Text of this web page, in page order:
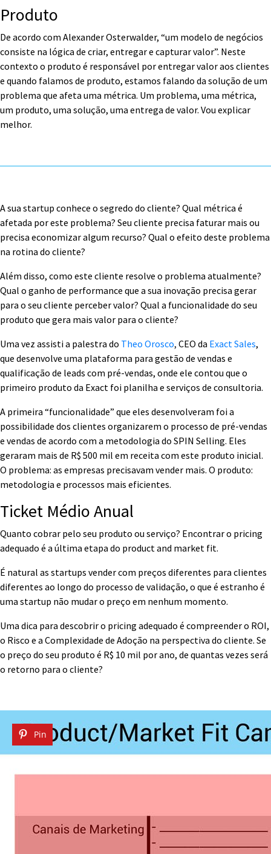
Produto
De acordo com Alexander Osterwalder, “um modelo de negócios
consiste na lógica de criar, entregar e capturar valor”. Neste
contexto o produto é responsável por entregar valor aos clientes
e quando falamos de produto, estamos falando da solução de um
problema que afeta uma métrica. Um problema, uma métrica,
um produto, uma solução, uma entrega de valor. Vou explicar
melhor.
A sua startup conhece o segredo do cliente? Qual métrica é
afetada por este problema? Seu cliente precisa faturar mais ou
precisa economizar algum recurso? Qual o efeito deste problema
na rotina do cliente?
Além disso, como este cliente resolve o problema atualmente?
Qual o ganho de performance que a sua inovação precisa gerar
para o seu cliente perceber valor? Qual a funcionalidade do seu
produto que gera mais valor para o cliente?
Uma vez assisti a palestra do Theo Orosco, CEO da Exact Sales,
que desenvolve uma plataforma para gestão de vendas e
qualificação de leads com pré-vendas, onde ele contou que o
primeiro produto da Exact foi planilha e serviços de consultoria.
A primeira “funcionalidade” que eles desenvolveram foi a
possibilidade dos clientes organizarem o processo de pré-vendas
e vendas de acordo com a metodologia do SPIN Selling. Eles
geraram mais de R$ 500 mil em receita com este produto inicial.
O problema: as empresas precisavam vender mais. O produto:
metodologia e processos mais eficientes.
Ticket Médio Anual
Quanto cobrar pelo seu produto ou serviço? Encontrar o pricing
adequado é a última etapa do product and market fit.
É natural as startups vender com preços diferentes para clientes
diferentes ao longo do processo de validação, o que é estranho é
uma startup não mudar o preço em nenhum momento.
Uma dica para descobrir o pricing adequado é compreender o ROI,
o Risco e a Complexidade de Adoção na perspectiva do cliente. Se
o preço do seu produto é R$ 10 mil por ano, de quantas vezes será
o retorno para o cliente?
Pin